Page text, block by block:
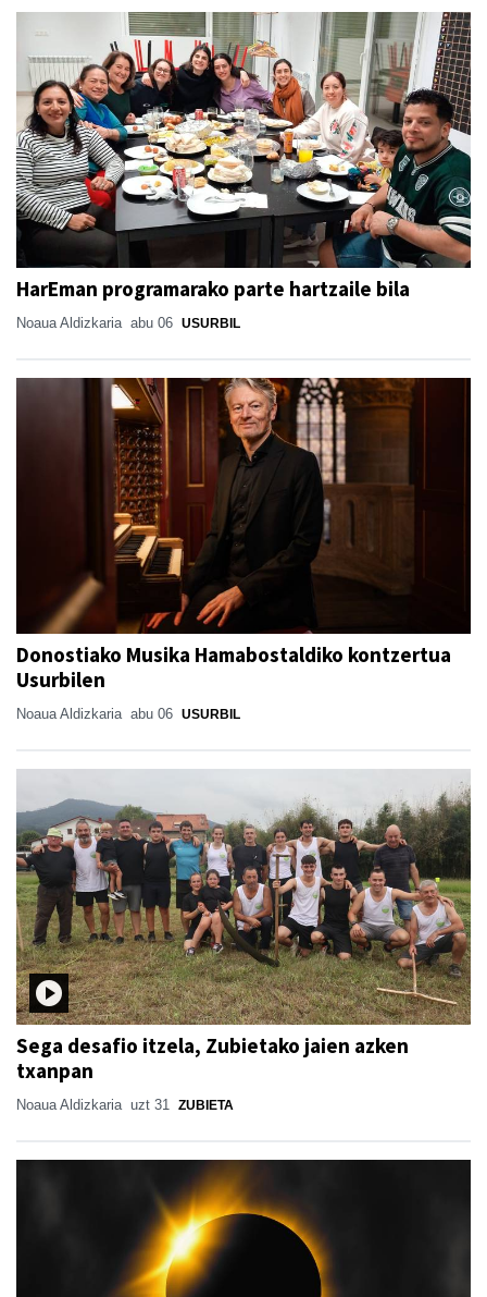
HarEman programarako parte hartzaile bila
Noaua Aldizkaria abu 06 USURBIL
Donostiako Musika Hamabostaldiko kontzertua
Usurbilen
Noaua Aldizkaria abu 06 USURBIL
Sega desafio itzela, Zubietako jaien azken
txanpan
Noaua Aldizkaria uzt 31 ZUBIETA